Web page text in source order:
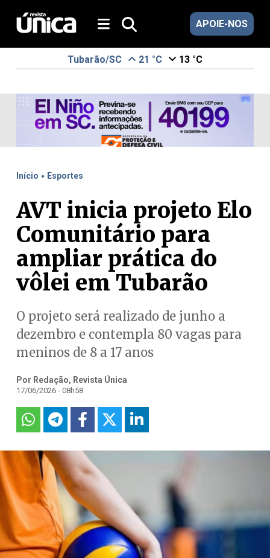
APOIE-NOS
Tubarão/SC 21 °C 13 °C
Início . Esportes
AVT inicia projeto Elo
Comunitário para
ampliar prática do
vôlei em Tubarão
O projeto será realizado de junho a
dezembro e contempla 80 vagas para
meninos de 8 a 17 anos
Por Redação, Revista Única
17/06/2026 - 08h58